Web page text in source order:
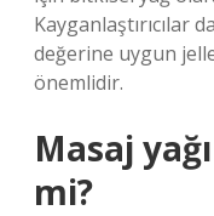
Kayganlaştırıcılar
değerine uygun
önemlidir.
Masaj
mi?